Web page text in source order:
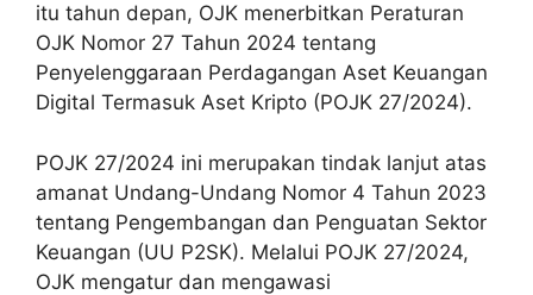
itu tahun depan, OJK menerbitkan Peraturan
OJK Nomor 27 Tahun 2024 tentang
Penyelenggaraan Perdagangan Aset Keuangan
Digital Termasuk Aset Kripto (POJK 27/2024).
POJK 27/2024 ini merupakan tindak lanjut atas
amanat Undang-Undang Nomor 4 Tahun 2023
tentang Pengembangan dan Penguatan Sektor
Keuangan (UU P2SK). Melalui POJK 27/2024,
OJK mengatur dan mengawasi